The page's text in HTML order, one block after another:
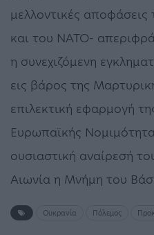
μελλοντικές
και του ΝΑΤΟ-
η συνεχιζόμενη
εις βάρος της
επιλεκτική εφαρμογή
Ευρωπαϊκής
ουσιαστική αναίρεσή
Αιωνία η Μνήμη του
Ουκρανία Πόλεμος